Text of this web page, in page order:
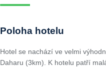
Poloha hotelu
Hotel se nachází ve velmi
Daharu (3km). K hotelu patří